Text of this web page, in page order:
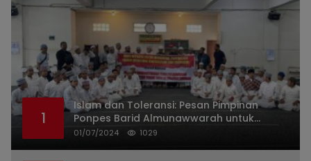
1
Islam dan Toleransi: Pesan Pimpinan
Ponpes Barid Almunawwarah untuk
Indonesia
01/07/2024 1029